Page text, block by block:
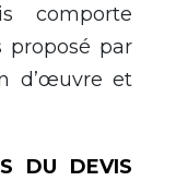
comporte
proposé par
d’œuvre et
DU DEVIS